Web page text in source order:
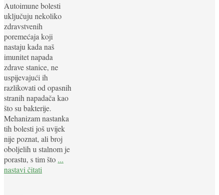
Autoimune bolesti
uključuju nekoliko
zdravstvenih
poremećaja koji
nastaju kada naš
imunitet napada
zdrave stanice, ne
uspijevajući ih
razlikovati od opasnih
stranih napadača kao
što su bakterije.
Mehanizam nastanka
tih bolesti još uvijek
nije poznat, ali broj
oboljelih u stalnom je
porastu, s tim što ...
nastavi čitati